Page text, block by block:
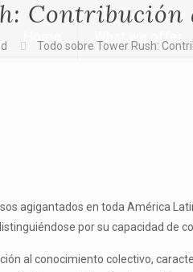
Todo sobre Tower Rush:
agigantados en toda América
por su capacidad de
al conocimiento colectivo,